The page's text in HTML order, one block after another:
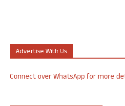
Advertise With Us
Connect over WhatsApp for more